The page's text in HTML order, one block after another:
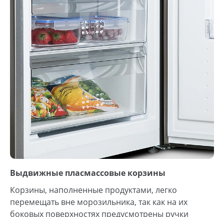
Выдвижные пласмассовые корзины
Корзины, наполненные продуктами, легко
перемещать вне морозильника, так как на их
боковых поверхностях предусмотрены ручки